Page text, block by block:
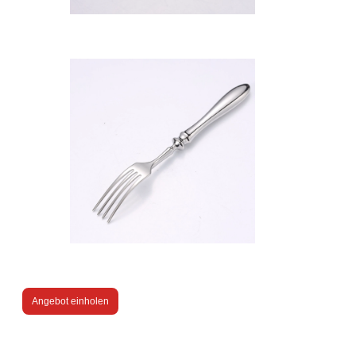
Angebot einholen